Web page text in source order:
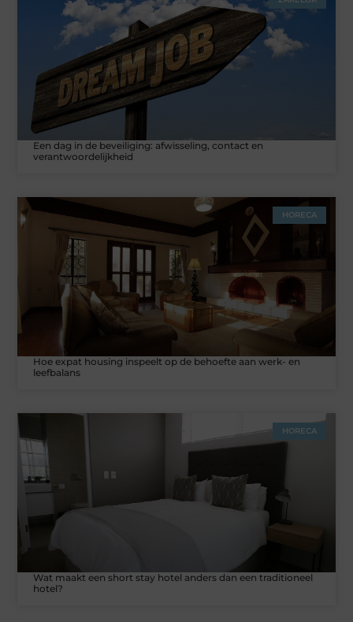
Een dag in de beveiliging: afwisseling, contact en
verantwoordelijkheid
HORECA
Hoe expat housing inspeelt op de behoefte aan werk- en
leefbalans
HORECA
Wat maakt een short stay hotel anders dan een traditioneel
hotel?